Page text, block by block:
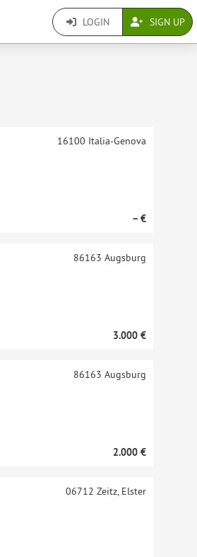
LOGIN SIGN UP
16100 Italia-Genova
– €
86163 Augsburg
3.000 €
86163 Augsburg
2.000 €
06712 Zeitz, Elster